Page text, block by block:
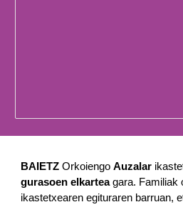
BAIETZOrkoiengoAuzalar
gurasoen elkarteagara. Familiak
ikastetxearen egituraren barruan,